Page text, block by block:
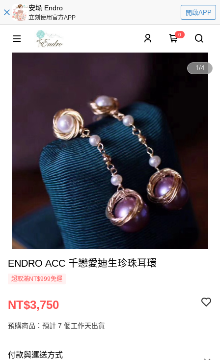
安垛 Endro
立刻使用官方APP
開啟APP
0
1/4
ENDRO ACC 千戀愛迪生珍珠耳環
超取滿NT$999免運
NT$3,750
預購商品：預計 7 個工作天出貨
付款與運送方式